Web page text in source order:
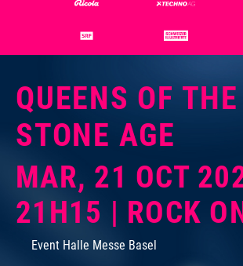
QUEENS OF THE
STONE AGE
MAR, 21 OCT
21H15 | ROCK
Event Halle Messe Basel